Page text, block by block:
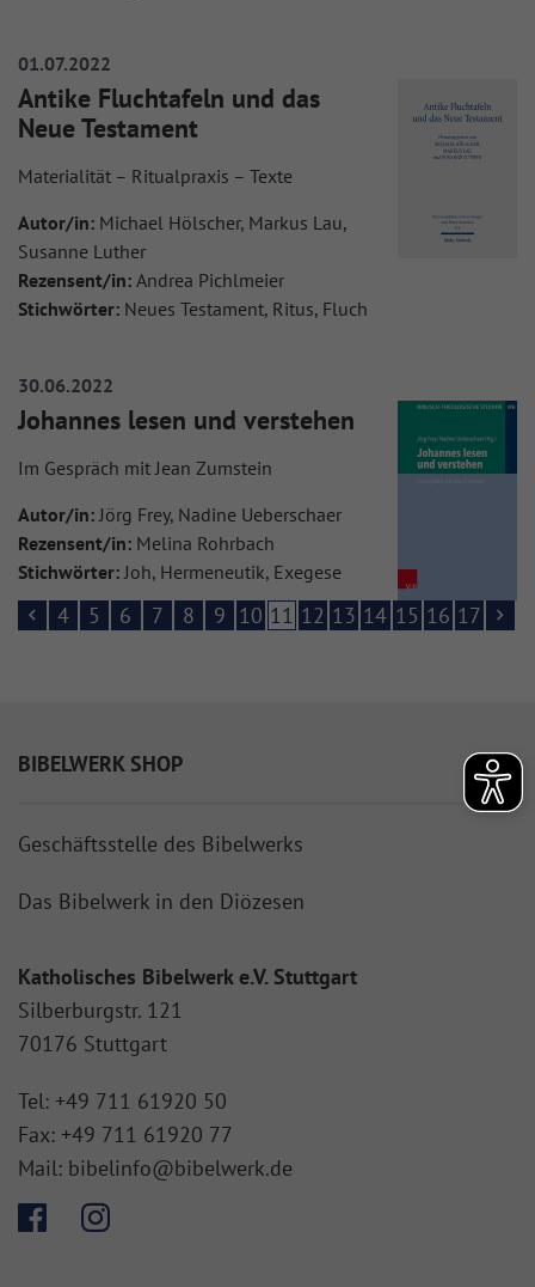
01.07.2022
Antike Fluchtafeln und das
Neue Testament
Materialität – Ritualpraxis – Texte
Autor/in: Michael Hölscher, Markus Lau,
Susanne Luther
Rezensent/in: Andrea Pichlmeier
Stichwörter: Neues Testament, Ritus, Fluch
30.06.2022
Johannes lesen und verstehen
Im Gespräch mit Jean Zumstein
Autor/in:Jörg Frey, Nadine Ueberschaer
Rezensent/in: Melina Rohrbach
Stichwörter:Joh, Hermeneutik, Exegese
4 5 6 7 8 9 10 11 12 13 14 15 16 17
BIBELWERK SHOP
Geschäftsstelle des Bibelwerks
Das Bibelwerk in den Diözesen
Katholisches Bibelwerk e.V. Stuttgart
Silberburgstr. 121
70176 Stuttgart
Tel: +49 711 61920 50
Fax: +49 711 61920 77
Mail: bibelinfo@bibelwerk.de